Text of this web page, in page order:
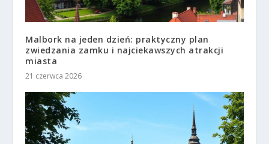
Malbork na jeden dzień: praktyczny plan
zwiedzania zamku i najciekawszych atrakcji
miasta
21 czerwca 2026